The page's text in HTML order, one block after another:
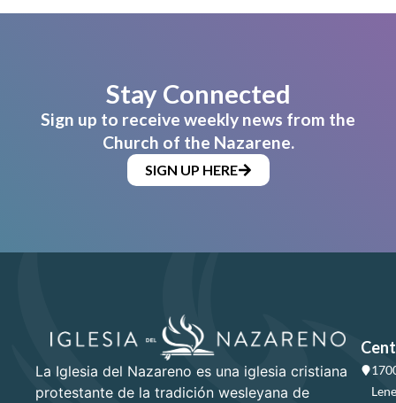
Stay Connected
Sign up to receive weekly news from the
Church of the Nazarene.
SIGN UP HERE
La Iglesia del Nazareno es una iglesia cristiana
protestante de la tradición wesleyana de